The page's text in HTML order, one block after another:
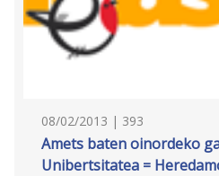
08/02/2013 | 393
Amets baten oinordeko
Unibertsitatea =